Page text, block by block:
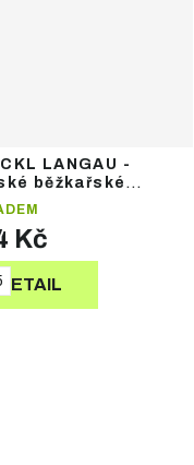
LANGAU -
běžkařské
Kč